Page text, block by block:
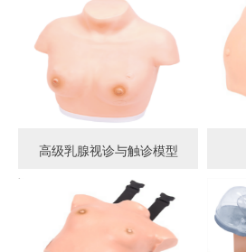
高级乳腺视诊与触诊模型